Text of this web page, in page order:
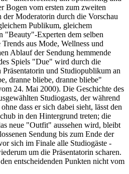
Bogen vom ersten zum zweiten
Moderatorin durch die Vorschau
Publikum, gleichem
"Beauty"-Experten dem selben
aus Mode, Wellness und
Ablauf der Sendung hemmende
Spiels "Due" wird durch die
und Studiopublikum an
dranne bliebe, dranne bliebe"
24. Mai 2000). Die Geschichte des
Studiogasts, der während
dass er sich dabei sieht, lässt den
in den Hintergrund treten; die
neue "Outfit" aussehen wird, bleibt
Sendung bis zum Ende der
sich im Finale alle Studiogäste -
um die Präsentatorin scharen.
entscheidenden Punkten nicht vom